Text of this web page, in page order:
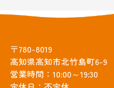
〒780-8019
高知県高知市北竹島町6-9
営業時間：10:00～19:30